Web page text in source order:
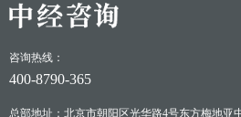
咨询热线：
400-8790-365
总部地址：北京市朝阳区光华路4号东方梅地亚